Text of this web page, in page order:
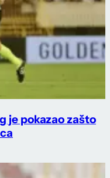
je pokazao zašto